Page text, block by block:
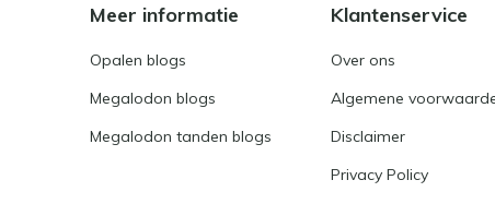
Meer informatie
Opalen blogs
Megalodon blogs
Megalodon tanden blogs
Klantenservice
Over ons
Algemene
Disclaimer
Privacy Policy